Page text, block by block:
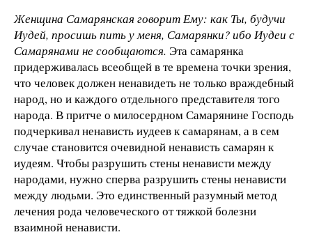
Женщина Самарянская говорит Ему: как Ты, будучи
Иудей, просишь пить у меня, Самарянки? ибо Иудеи с
Самарянами не сообщаются. Эта самарянка
придерживалась всеобщей в те времена точки зрения,
что человек должен ненавидеть не только враждебный
народ, но и каждого отдельного представителя того
народа. В притче о милосердном Самарянине Господь
подчеркивал ненависть иудеев к самарянам, а в сем
случае становится очевидной ненависть самарян к
иудеям. Чтобы разрушить стены ненависти между
народами, нужно сперва разрушить стены ненависти
между людьми. Это единственный разумный метод
лечения рода человеческого от тяжкой болезни
взаимной ненависти.